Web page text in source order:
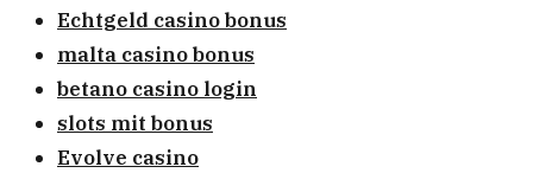
Echtgeld casino bonus
malta casino bonus
betano casino login
slots mit bonus
Evolve casino